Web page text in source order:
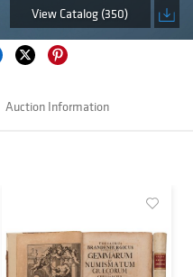
View Catalog (350)
Auction Information